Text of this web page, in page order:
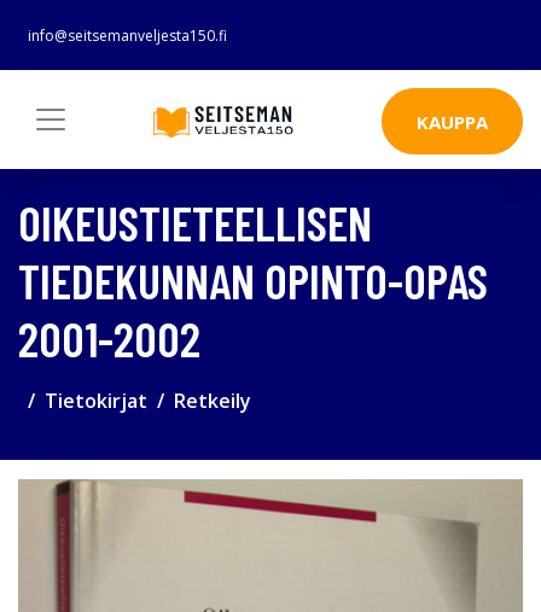
info@seitsemanveljesta150.fi
KAUPPA
OIKEUSTIETEELLISEN
TIEDEKUNNAN OPINTO-OPAS
2001-2002
Tietokirjat Retkeily